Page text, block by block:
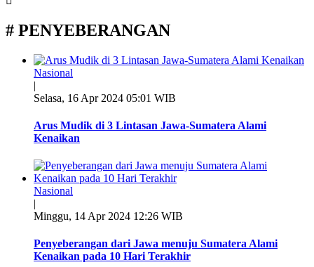
# PENYEBERANGAN
Nasional
|
Selasa, 16 Apr 2024 05:01 WIB
Arus Mudik di 3 Lintasan Jawa-Sumatera Alami
Kenaikan
Nasional
|
Minggu, 14 Apr 2024 12:26 WIB
Penyeberangan dari Jawa menuju Sumatera Alami
Kenaikan pada 10 Hari Terakhir